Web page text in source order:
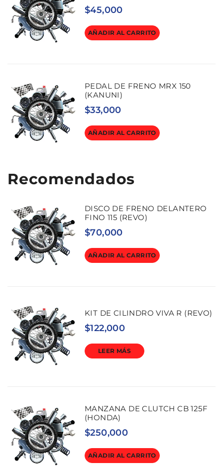
$45,000
AÑADIR AL CARRITO
PEDAL DE FRENO MRX 150
(KANUNI)
$33,000
AÑADIR AL CARRITO
Recomendados
DISCO DE FRENO DELANTERO
FINO 115 (REVO)
$70,000
AÑADIR AL CARRITO
KIT DE CILINDRO VIVA R (REVO)
$122,000
LEER MÁS
MANZANA DE CLUTCH CB 125F
(HONDA)
$250,000
AÑADIR AL CARRITO